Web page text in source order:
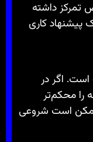
داشته
پیشنهاد کاری
اگر در
را محکم‌تر
ممکن است شروعی